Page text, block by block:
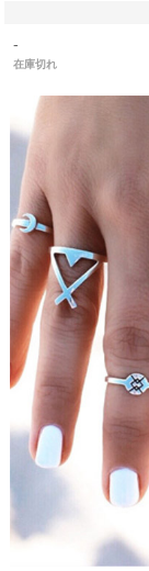
-
在庫切れ